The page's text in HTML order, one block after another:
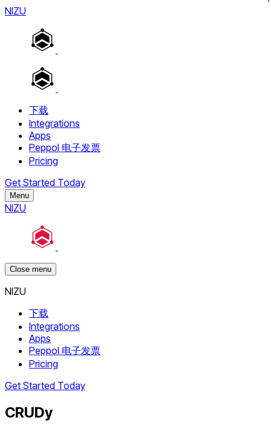
NIZU
下载
Integrations
Apps
Peppol 电子发票
Pricing
Get Started Today
Menu
NIZU
Close menu
NIZU
下载
Integrations
Apps
Peppol 电子发票
Pricing
Get Started Today
CRUDy